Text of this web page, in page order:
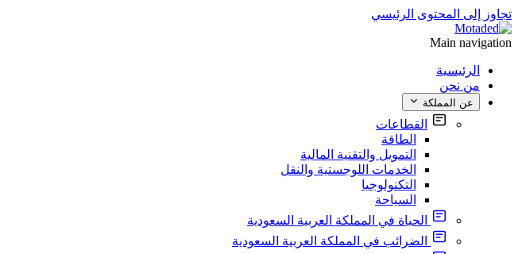
تجاوز إلى المحتوى الرئيسي
Main navigation
الرئيسية
من نحن
عن المملكة
القطاعات
الطاقة
التمويل والتقنية المالية
الخدمات اللوجستية والنقل
التكنولوجيا
السياحة
الحياة في المملكة العربية السعودية
الضرائب في المملكة العربية السعودية